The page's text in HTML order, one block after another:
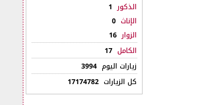
الذكور 1
الإناث 0
الزوار 16
الكامل 17
زيارات اليوم3994
كل الزيارات17174782